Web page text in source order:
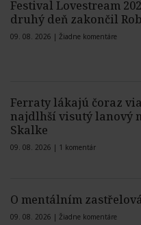
Festival Lovestream
druhý deň zakončil
09. 08. 2026 | Žiadne komentáre
Ferraty lákajú čoraz
najdlhší visutý lanový
Skalke
09. 08. 2026 | 1 komentár
O mentálním
09. 08. 2026 | Žiadne komentáre